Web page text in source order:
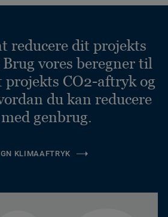
reducere dit projekts
vores beregner til
projekts CO2-aftryk og
du kan reducere
genbrug.
KLIMAAFTRYK